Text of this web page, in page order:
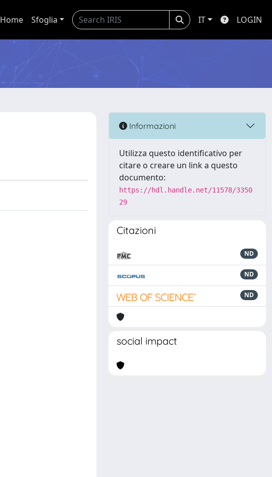
Home Sfoglia IT LOGIN
Informazioni
Utilizza questo identificativo per
citare o creare un link a questo
documento:
https://hdl.handle.net/11578/3350
29
Citazioni
ND
ND
ND
social impact